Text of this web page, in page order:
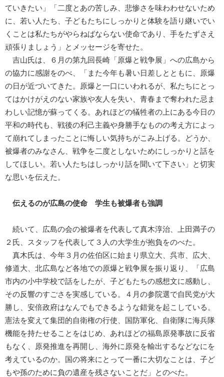
ていきたい」「二度とあの苦しみ、悲惨さを味わわせないため
に、若い人たち、子どもたちにしっかりと体験を語り継いでい
くことは私たちがやらねばならない使命であり、手をたずさえ
頑張りましょう」とメッセージを寄せた。
吉山氏は、６月の第九回長崎「原爆と戦争展」への広島から
の協力に感謝をのべ、「また今年も暑い日差しとともに、原爆
の日が近づいてきた。原爆と一口にいわれるが、私たちにとっ
てはかけがえのない家族や友人を失い、青春まで奪われた忌ま
わしい記憶が蘇ってくる。あれほどの犠牲者の上にある今日の
平和の時代も、戦後の利己主義や身勝手なものの考え方によっ
て崩れてしまったことに悔しい気持ちがこみ上げる。どうか、
被爆者のみなさん、戦争を二度としないためにしっかりと話を
してほしい。若い人たちはしっかり話を聞いて下さい」と切実
な思いを伝えた。
伝えるのが広島の使命 学生も被爆者も強調
続いて、広島の会の被爆者を代表して真木淳治、上田満子の
２氏、スタッフを代表して３人の大学生が抱負をのべた。
真木氏は、今年３月の佐伯区に始まり県立大、呉市、広大、
修道大、北広島など各地での原爆と戦争展を振り返り、「広島
市内の小中学校で話をしたが、子どもたちの感想文に感動し、
その反響のすごさを実感している。４月の参院選で自民党が大
勝し、安倍政府はなんでもできるような錯覚を起こしている。
憲法を変えて集団的自衛権の行使、国防軍化、自衛隊に海兵隊
機能を持たせることをはじめ、あれほどの福島原発事故に反省
もなく、原発推進を再開し、海外に原発を輸出するなどなにを
考えているのか。国の将来にとって一番に大切なことは、子ど
もや孫のために負の遺産を残さないことだ」とのべた。